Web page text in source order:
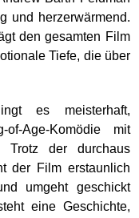
und herzerwärmend.
den gesamten Film
Tiefe, die über
es meisterhaft,
Age-Komödie mit
Trotz der durchaus
der Film erstaunlich
umgeht geschickt
eine Geschichte,